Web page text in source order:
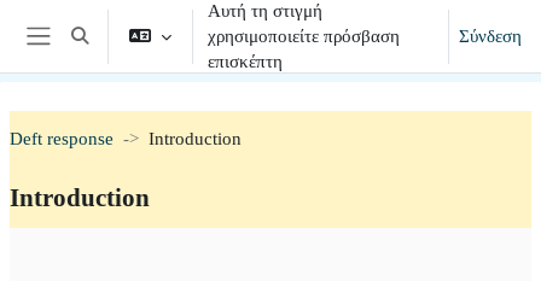
Μετάβαση στο κεντρικό περιεχόμενο
Πλευρικός πίνακας
Εναλλαγή εισόδου αναζήτησης
Αυτή τη στιγμή
χρησιμοποιείτε πρόσβαση
επισκέπτη
Σύνδεση
Deft response Introduction
Introduction